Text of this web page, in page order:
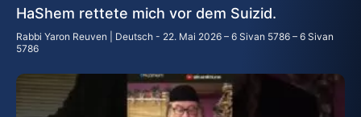
HaShem rettete mich vor dem Suizid.
Rabbi Yaron Reuven | Deutsch
22. Mai 2026 – 6 Sivan 5786 – 6 Sivan
5786